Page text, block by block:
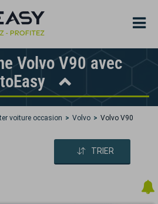
Volvo V90 avec
voiture occasion Volvo Volvo V90
TRIER